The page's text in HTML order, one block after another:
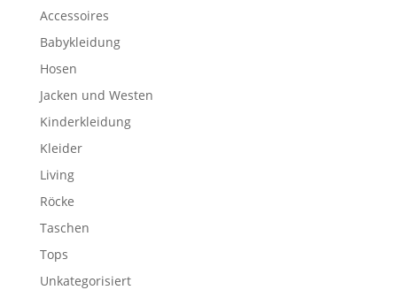
Accessoires
Babykleidung
Hosen
Jacken und Westen
Kinderkleidung
Kleider
Living
Röcke
Taschen
Tops
Unkategorisiert